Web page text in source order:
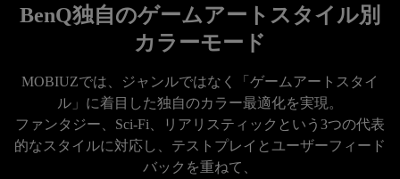
BenQ独自のゲームアートスタイル別
カラーモード
MOBIUZでは、ジャンルではなく「ゲームアートスタイ
ル」に着目した独自のカラー最適化を実現。
ファンタジー、Sci-Fi、リアリスティックという3つの代表
的なスタイルに対応し、テストプレイとユーザーフィード
バックを重ねて、